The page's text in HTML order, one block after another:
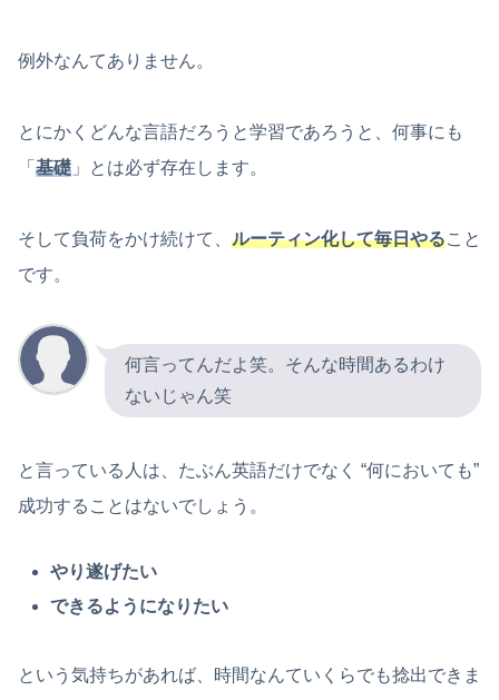
例外なんてありません。
とにかくどんな言語だろうと学習であろうと、何事にも
「 基礎 」とは必ず存在します。
そして負荷をかけ続けて、 ルーティン化して毎日やること
です。
何言ってんだよ笑。そんな時間あるわけ
ないじゃん笑
と言っている人は、たぶん英語だけでなく “何においても”
成功することはないでしょう。
やり遂げたい
できるようになりたい
という気持ちがあれば、時間なんていくらでも捻出できま